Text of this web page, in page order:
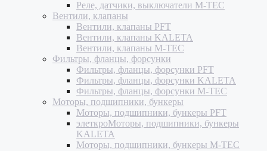
Реле, датчики, выключатели M-TEC
Вентили, клапаны
Вентили, клапаны PFT
Вентили, клапаны KALETA
Вентили, клапаны M-TEC
Фильтры, фланцы, форсунки
Фильтры, фланцы, форсунки PFT
Фильтры, фланцы, форсунки KALETA
Фильтры, фланцы, форсунки M-TEC
Моторы, подшипники, бункеры
Моторы, подшипники, бункеры PFT
элеткроМоторы, подшипники, бункеры
KALETA
Моторы, подшипники, бункеры M-TEC